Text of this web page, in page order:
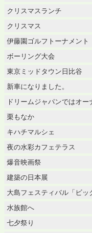
クリスマスランチ
クリスマス
伊藤園ゴルフトーナメント
ボーリング大会
東京ミッドタウン日比谷
新車になりました。
ドリームジャパンではオー
栗もなか
キハチマルシェ
夜の水彩カフェテラス
爆音映画祭
建築の日本展
大島フェスティバル「ビッ
水族館へ
七夕祭り